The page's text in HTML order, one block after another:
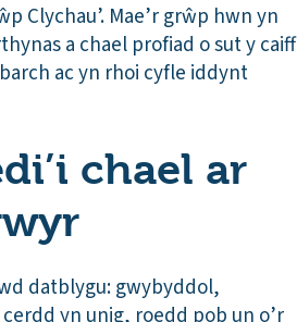
Clychau’. Mae’r grŵp hwn yn
a chael profiad o sut y caiff
ac yn rhoi cyfle iddynt
chael ar
datblygu: gwybyddol,